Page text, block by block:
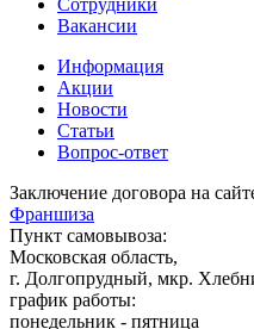
Сотрудники
Вакансии
Информация
Акции
Новости
Статьи
Вопрос-ответ
Заключение договора на
Франшиза
Пункт самовывоза:
Московская область,
г. Долгопрудный, мкр.
график работы:
понедельник - пятница